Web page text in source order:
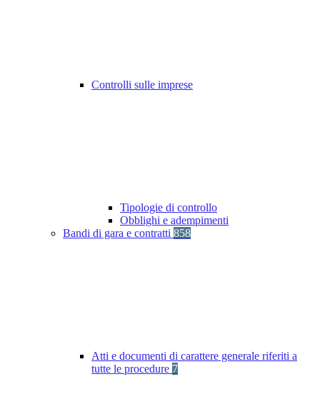
Controlli sulle imprese
Tipologie di controllo
Obblighi e adempimenti
Bandi di gara e contratti 858
Atti e documenti di carattere generale riferiti a
tutte le procedure 7